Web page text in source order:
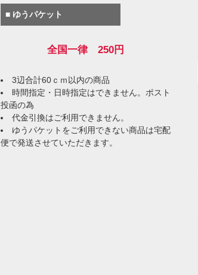
■ ゆうパケット
全国一律 250円
3辺合計60ｃｍ以内の商品
時間指定・日時指定はできません。ポスト
投函の為
代金引換はご利用できません。
ゆうパケットをご利用できない商品は宅配
便で発送させていただきます。